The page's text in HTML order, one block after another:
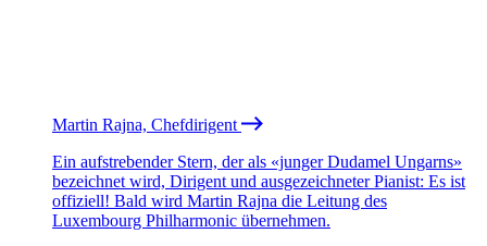
Martin Rajna, Chefdirigent
Ein aufstrebender Stern, der als «junger Dudamel Ungarns»
bezeichnet wird, Dirigent und ausgezeichneter Pianist: Es ist
offiziell! Bald wird Martin Rajna die Leitung des
Luxembourg Philharmonic übernehmen.